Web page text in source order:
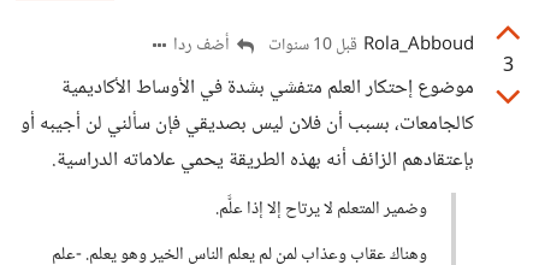
3
Rola_Abboud قبل 10 سنوات أضف ردا
موضوع إحتكار العلم متفشي بشدة في الأوساط الأكاديمية
كالجامعات، بسبب أن فلان ليس بصديقي فإن سألني لن أجيبه أو
بإعتقادهم الزائف أنه بهذه الطريقة يحمي علاماته الدراسية.
وضمير المتعلم لا يرتاح إلا إذا علَّم.
وهناك عقاب وعذاب لمن لم يعلم الناس الخير وهو يعلم. -علم